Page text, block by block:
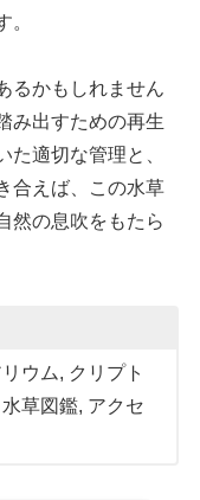
。
るかもしれません
み出すための再生
適切な管理と、
合えば、この水草
然の息吹をもたら
ウム, クリプト
水草図鑑, アクセ